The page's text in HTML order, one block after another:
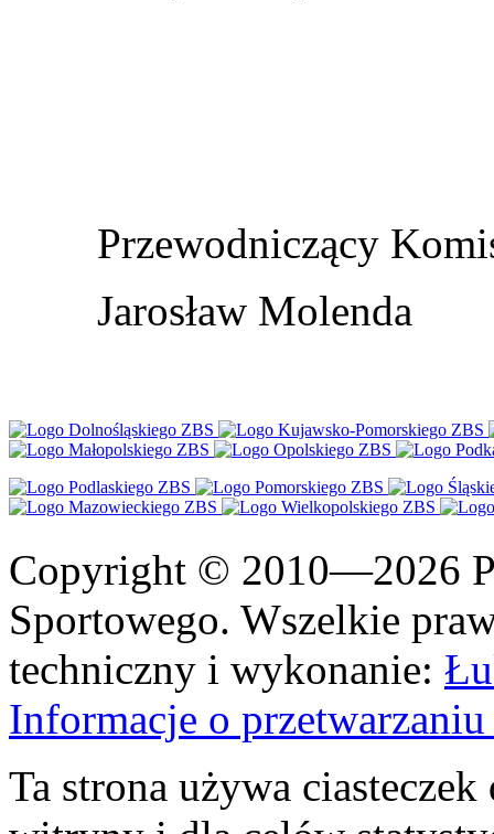
Przewodniczący
Jarosław Molenda
Copyright © 2010—2026
Sportowego. Wszelkie
techniczny i wykonanie:
Informacje o
Ta strona używa